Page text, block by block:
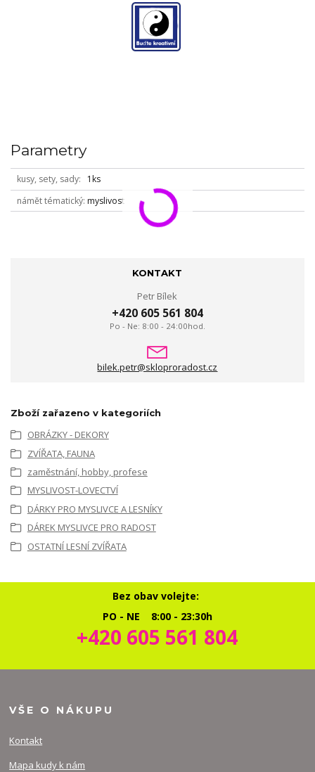
Parametry
kusy, sety, sady
1ks
námět tématický myslivost
KONTAKT
Petr Bílek
+420 605 561 804
Po - Ne: 8:00 - 24:00hod.
bilek.petr@skloproradost.cz
Zboží zařazeno v kategoriích
OBRÁZKY - DEKORY
ZVÍŘATA, FAUNA
zaměstnání, hobby, profese
MYSLIVOST-LOVECTVÍ
DÁRKY PRO MYSLIVCE A LESNÍKY
DÁREK MYSLIVCE PRO RADOST
OSTATNÍ LESNÍ ZVÍŘATA
Bez obav volejte:
PO - NE 8:00 - 23:30h
+420 605 561 804
VŠE O NÁKUPU
Kontakt
Mapa kudy k nám